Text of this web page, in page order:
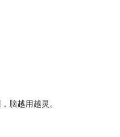
脑越用越灵。